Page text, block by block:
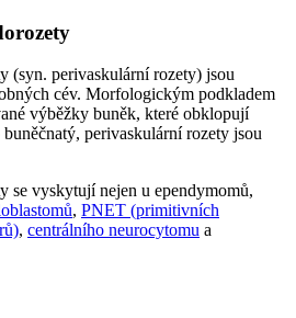
(syn. perivaskulární rozety) jsou
cév. Morfologickým podkladem
výběžky buněk, které obklopují
perivaskulární rozety jsou
se vyskytují nejen u ependymomů,
, PNET (primitivních
, centrálního neurocytomu a